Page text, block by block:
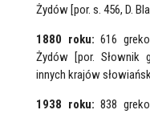
Żydów [por. s. 456, D.
1880 roku: 616
Żydów [por. Słownik
innych krajów
1938 roku:838